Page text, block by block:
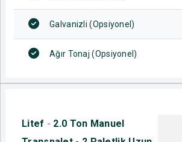
Galvanizli (Opsiyonel)
Ağır Tonaj (Opsiyonel)
Litef - 2.0 Ton Manuel